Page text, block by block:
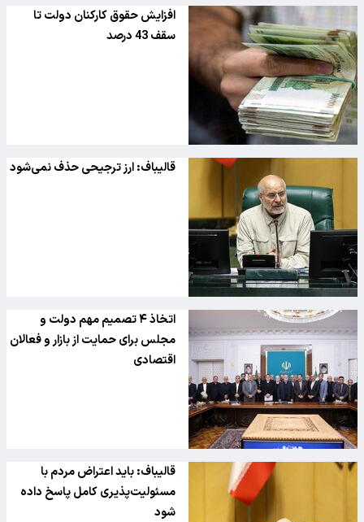
‌افزایش حقوق‌ کارکنان دولت تا
سقف 43 درصد
قالیباف: ارز ترجیحی حذف نمی‌شود
اتخاذ ۴ تصمیم مهم دولت و
مجلس برای حمایت از بازار و فعالان
اقتصادی
قالیباف: باید اعتراض مردم با
مسئولیت‌پذیری کامل پاسخ داده
شود